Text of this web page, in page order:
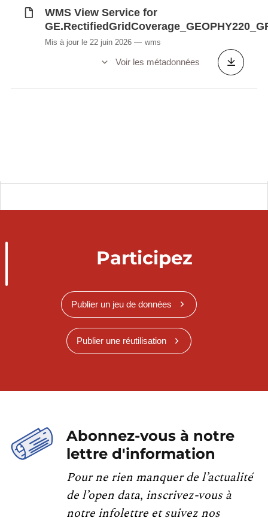
WMS View Service for
Mis à jour le 22 juin 2026 wms
Voir les métadonnées
Participez
Publier un jeu de données
Publier une réutilisation
Abonnez-vous à notre
lettre d'information
Pour ne rien manquer de l’actualité
de l’open data, inscrivez-vous à
notre infolettre et suivez nos